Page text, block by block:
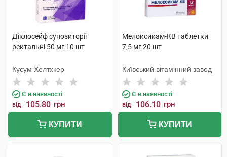
Діклосейф супозиторії
ректальні 50 мг 10 шт
Кусум Хелтхкер
Є в наявності
від 105.80 грн
КУПИТИ
Мелоксикам-КВ таблетки
7,5 мг 20 шт
Київський вітамінний завод
Є в наявності
від 106.10 грн
КУПИТИ